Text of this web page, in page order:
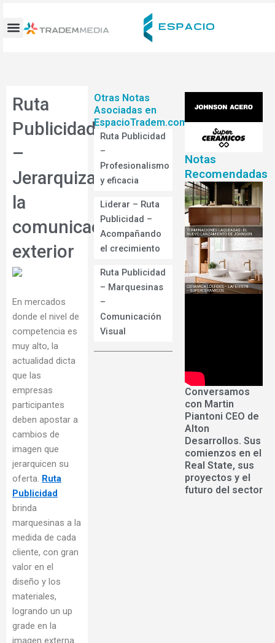
contenido
Ruta
Publicidad
–
Jerarquizar
la
comunicación
exterior
En mercados
donde el nivel de
competencia es
muy alto, la
actualidad dicta
que las
empresas
participantes
deben apostar a
cambios de
imagen que
jerarquicen su
oferta. Ruta
Publicidad
brinda
marquesinas a la
medida de cada
cliente, con gran
valor en el
diseño y los
materiales,
logrando un up
grade en la
imagen externa
Otras Notas
Asociadas en
EspacioTradem.com
Ruta Publicidad
–
Profesionalismo
y eficacia
Liderar – Ruta
Publicidad –
Acompañando
el crecimiento
Ruta Publicidad
– Marquesinas
–
Comunicación
Visual
Notas
Recomendadas
Conversamos
con Martin
Piantoni CEO de
Alton
Desarrollos. Sus
comienzos en el
Real State, sus
proyectos y el
futuro del sector